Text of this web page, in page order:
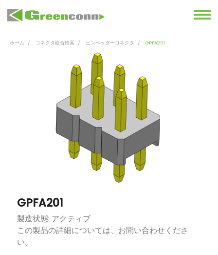
ホーム コネクタ嵌合検索 ピンヘッダーコネクタ GPFA201
GPFA201
製造状態: アクティブ
この製品の詳細については、お問い合わせくださ
い。